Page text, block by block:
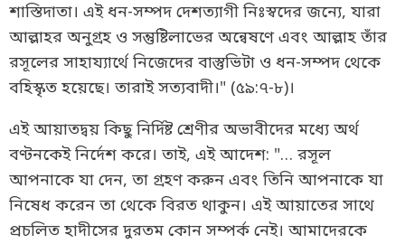
শাস্তিদাতা। এই ধন-সম্পদ দেশত্যাগী নিঃস্বদের জন্যে, যারা
আল্লাহর অনুগ্রহ ও সন্তুষ্টিলাভের অন্বেষণে এবং আল্লাহ তাঁর
রসূলের সাহায্যার্থে নিজেদের বাস্তুভিটা ও ধন-সম্পদ থেকে
বহিস্কৃত হয়েছে। তারাই সত্যবাদী।" (৫৯:৭-৮)।
এই আয়াতদ্বয় কিছু নির্দিষ্ট শ্রেণীর অভাবীদের মধ্যে অর্থ
বণ্টনকেই নির্দেশ করে। তাই, এই আদেশ: "… রসূল
আপনাকে যা দেন, তা গ্রহণ করুন এবং তিনি আপনাকে যা
নিষেধ করেন তা থেকে বিরত থাকুন। এই আয়াতের সাথে
প্রচলিত হাদীসের দুরতম কোন সম্পর্ক নেই। আমাদেরকে